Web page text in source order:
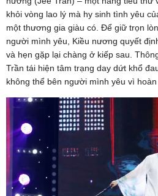
khỏi vòng lao lý mà hy sinh tình yêu
một thương gia giàu có. Để giữ trọn
người mình yêu, Kiều nương quyết
và hẹn gặp lại chàng ở kiếp sau.
Trần tái hiện tâm trạng day dứt khổ
không thể bên người mình yêu vì hoàn